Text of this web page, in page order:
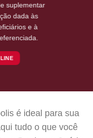
suplementar
dada às
e à
é ideal para sua
tudo o que você